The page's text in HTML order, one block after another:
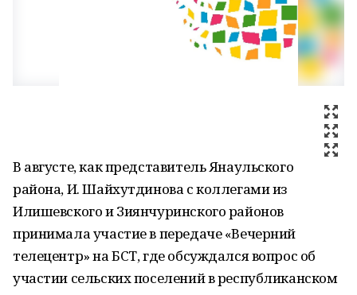
В августе, как представитель Янаульского
района, И. Шайхутдинова с коллегами из
Илишевского и Зиянчуринского районов
принимала участие в передаче «Вечерний
телецентр» на БСТ, где обсуждался вопрос об
участии сельских поселений в республиканском